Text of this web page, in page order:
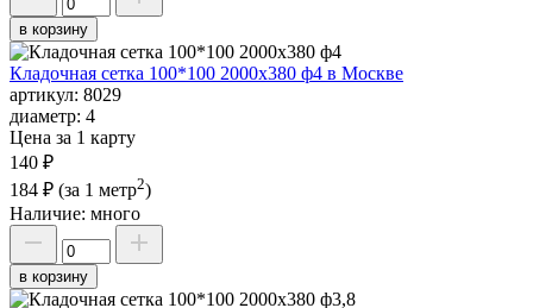
в корзину
Кладочная сетка 100*100 2000х380 ф4 в Москве
артикул: 8029
диаметр: 4
Цена за 1 карту
140 ₽
184 ₽ (за 1 метр2)
Наличие: много
в корзину